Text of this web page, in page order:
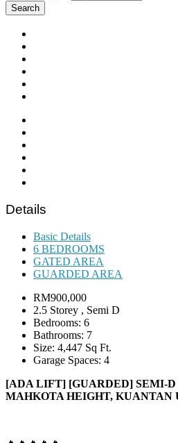
Search
Details
Basic Details
6 BEDROOMS
GATED AREA
GUARDED AREA
RM900,000
2.5 Storey , Semi D
Bedrooms: 6
Bathrooms: 7
Size: 4,447 Sq Ft.
Garage Spaces: 4
[ADA LIFT] [GUARDED] SEMI-
MAHKOTA HEIGHT, KUANTAN